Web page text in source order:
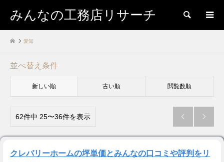
みんなの工務店リサーチ 検索
愛知
並べ替え条件
新しい順 古い順 閲覧数順
62件中 25〜36件を表示  
クレバリーホームの坪単価とみんなの口コミや評判をリ